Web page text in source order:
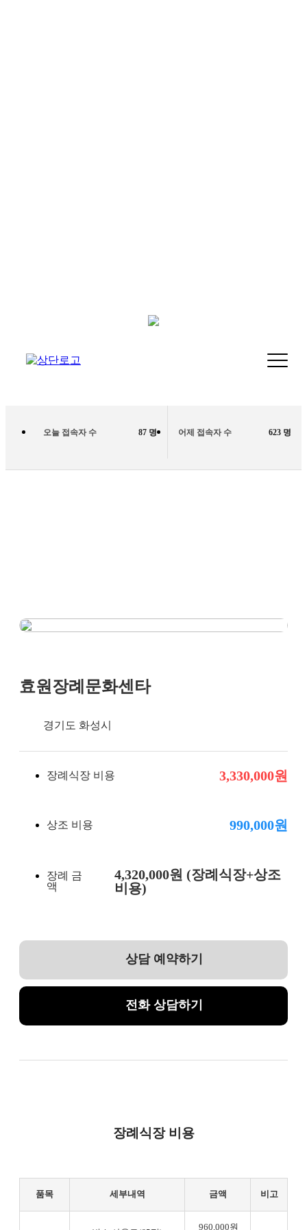
오늘 접속자 수 87 명 어제 접속자 수 623 명
효원장례문화센타장례비용
경기도 화성시
장례식장 비용 3,330,000원
상조 비용 990,000원
장례 금
액
4,320,000원 (장례식장+상조
비용)
상담 예약하기
전화 상담하기
장례식장 비용
품목 세부내역 금액 비고
960,000원